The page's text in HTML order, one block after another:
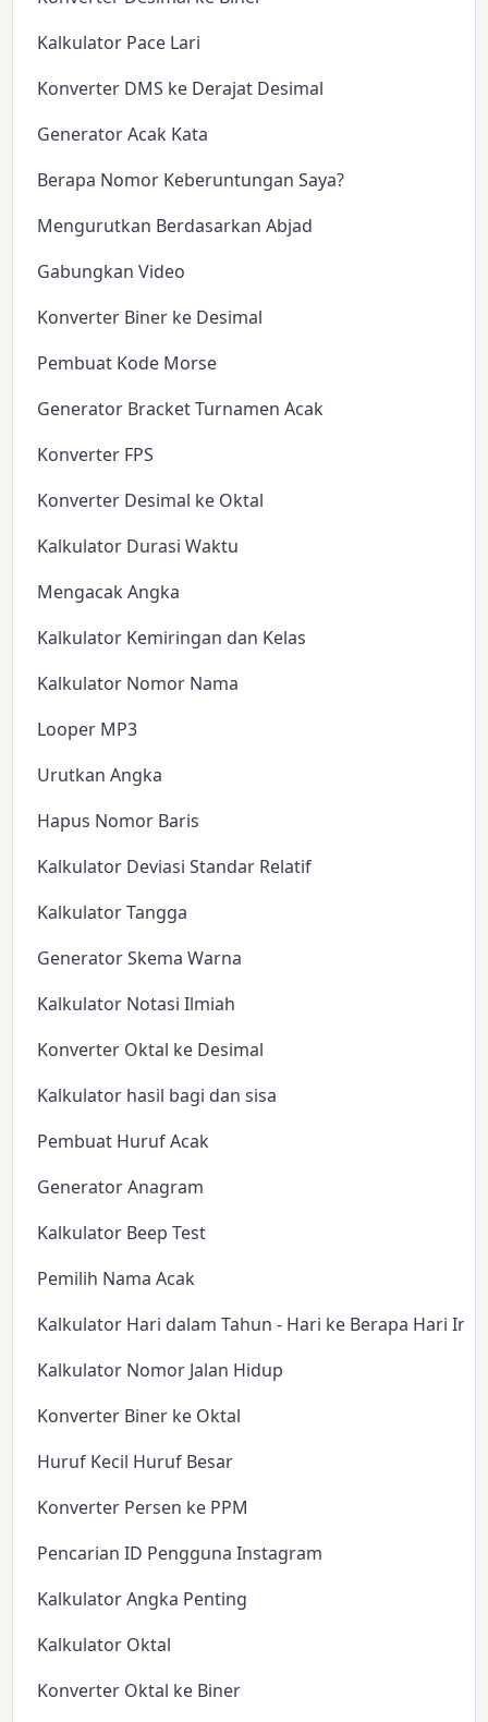
Kalkulator Pace Lari
Konverter DMS ke Derajat Desimal
Generator Acak Kata
Berapa Nomor Keberuntungan Saya?
Mengurutkan Berdasarkan Abjad
Gabungkan Video
Konverter Biner ke Desimal
Pembuat Kode Morse
Generator Bracket Turnamen Acak
Konverter FPS
Konverter Desimal ke Oktal
Kalkulator Durasi Waktu
Mengacak Angka
Kalkulator Kemiringan dan Kelas
Kalkulator Nomor Nama
Looper MP3
Urutkan Angka
Hapus Nomor Baris
Kalkulator Deviasi Standar Relatif
Kalkulator Tangga
Generator Skema Warna
Kalkulator Notasi Ilmiah
Konverter Oktal ke Desimal
Kalkulator hasil bagi dan sisa
Pembuat Huruf Acak
Generator Anagram
Kalkulator Beep Test
Pemilih Nama Acak
Kalkulator Hari dalam Tahun - Hari ke Berapa Hari Ini?
Kalkulator Nomor Jalan Hidup
Konverter Biner ke Oktal
Huruf Kecil Huruf Besar
Konverter Persen ke PPM
Pencarian ID Pengguna Instagram
Kalkulator Angka Penting
Kalkulator Oktal
Konverter Oktal ke Biner